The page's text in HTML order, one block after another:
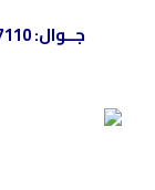
جــوال:050609337110